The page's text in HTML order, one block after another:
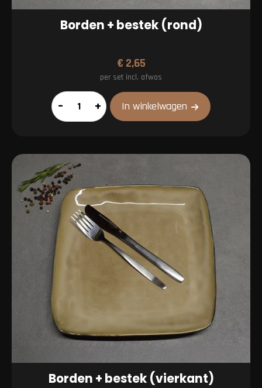
Borden + bestek (rond)
€ 2,65
per set incl. afwas
Borden
+
(rond)
aantal
– + In winkelwagen
Borden + bestek (vierkant)